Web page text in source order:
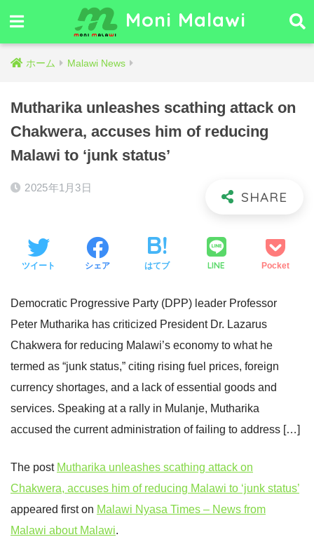
Moni Malawi
ホーム Malawi News
Mutharika unleashes scathing attack on
Chakwera, accuses him of reducing
Malawi to ‘junk status’
2025年1月3日
ツイート シェア はてブ LINE Pocket
Democratic Progressive Party (DPP) leader Professor
Peter Mutharika has criticized President Dr. Lazarus
Chakwera for reducing Malawi’s economy to what he
termed as “junk status,” citing rising fuel prices, foreign
currency shortages, and a lack of essential goods and
services. Speaking at a rally in Mulanje, Mutharika
accused the current administration of failing to address […]
The post Mutharika unleashes scathing attack on
Chakwera, accuses him of reducing Malawi to ‘junk status’
appeared first on Malawi Nyasa Times – News from
Malawi about Malawi.